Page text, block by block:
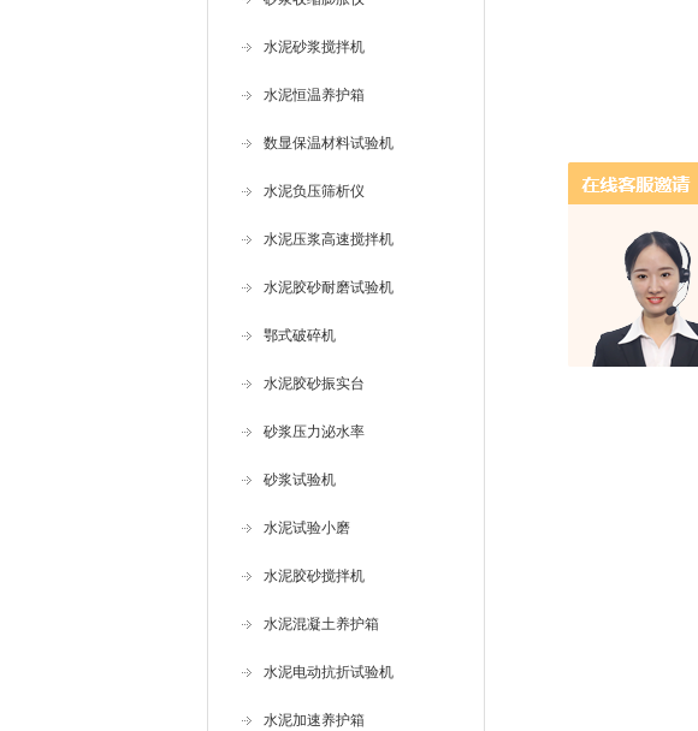
水泥砂浆搅拌机
水泥恒温养护箱
数显保温材料试验机
水泥负压筛析仪
水泥压浆高速搅拌机
水泥胶砂耐磨试验机
鄂式破碎机
水泥胶砂振实台
砂浆压力泌水率
砂浆试验机
水泥试验小磨
水泥胶砂搅拌机
水泥混凝土养护箱
水泥电动抗折试验机
水泥加速养护箱